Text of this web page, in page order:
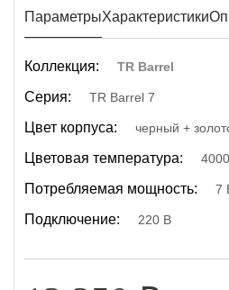
ПараметрыХарактеристики
Коллекция: TR Barrel
Серия: TR Barrel 7
Цвет корпуса: черный +
Цветовая температура:
Потребляемая мощность: 7
Подключение: 220 В